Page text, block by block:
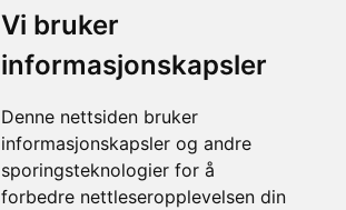
Vi bruker
informasjonskapsler
Denne nettsiden bruker
informasjonskapsler og andre
sporingsteknologier for å
forbedre nettleseropplevelsen din